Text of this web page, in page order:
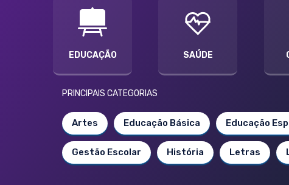
EDUCAÇÃO SAÚDE
PRINCIPAIS CATEGORIAS
Artes Educação Básica Educação
Gestão Escolar História Letras